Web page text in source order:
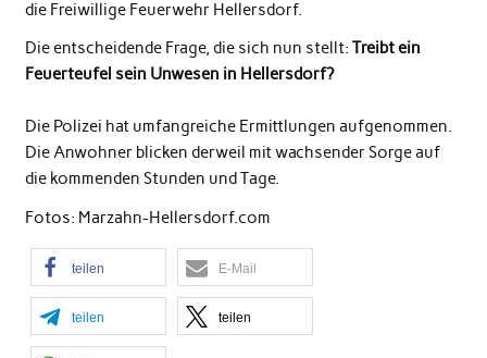
die Freiwillige Feuerwehr Hellersdorf.
Die entscheidende Frage, die sich nun stellt: Treibt ein
Feuerteufel sein Unwesen in Hellersdorf?
Die Polizei hat umfangreiche Ermittlungen aufgenommen.
Die Anwohner blicken derweil mit wachsender Sorge auf
die kommenden Stunden und Tage.
Fotos: Marzahn-Hellersdorf.com
teilen E-Mail
teilen teilen